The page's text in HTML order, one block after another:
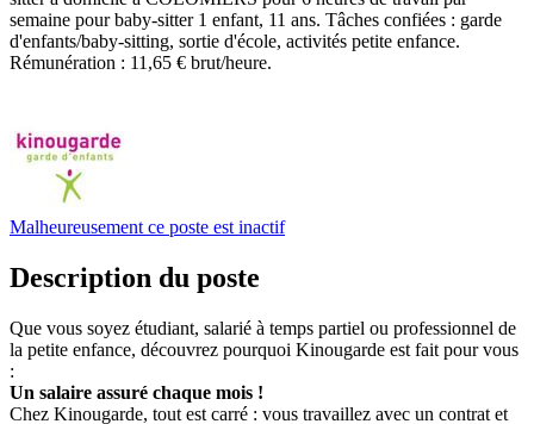
semaine pour baby-sitter 1 enfant, 11 ans. Tâches confiées : garde
d'enfants/baby-sitting, sortie d'école, activités petite enfance.
Rémunération : 11,65 € brut/heure.
Malheureusement ce poste est inactif
Description du poste
Que vous soyez étudiant, salarié à temps partiel ou professionnel de
la petite enfance, découvrez pourquoi Kinougarde est fait pour vous
:
Un salaire assuré chaque mois !
Chez Kinougarde, tout est carré : vous travaillez avec un contrat et